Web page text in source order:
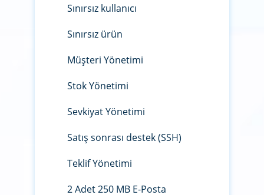
Sınırsız kullanıcı
Sınırsız ürün
Müşteri Yönetimi
Stok Yönetimi
Sevkiyat Yönetimi
Satış sonrası destek (SSH)
Teklif Yönetimi
2 Adet 250 MB E-Posta